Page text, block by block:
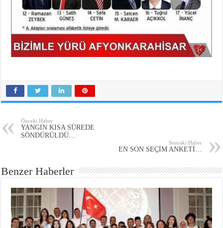
Önceki Haber
YANGIN KISA SÜREDE
SÖNDÜRÜLDÜ…
Sonraki Haber
EN SON SEÇİM ANKETİ…
Benzer Haberler